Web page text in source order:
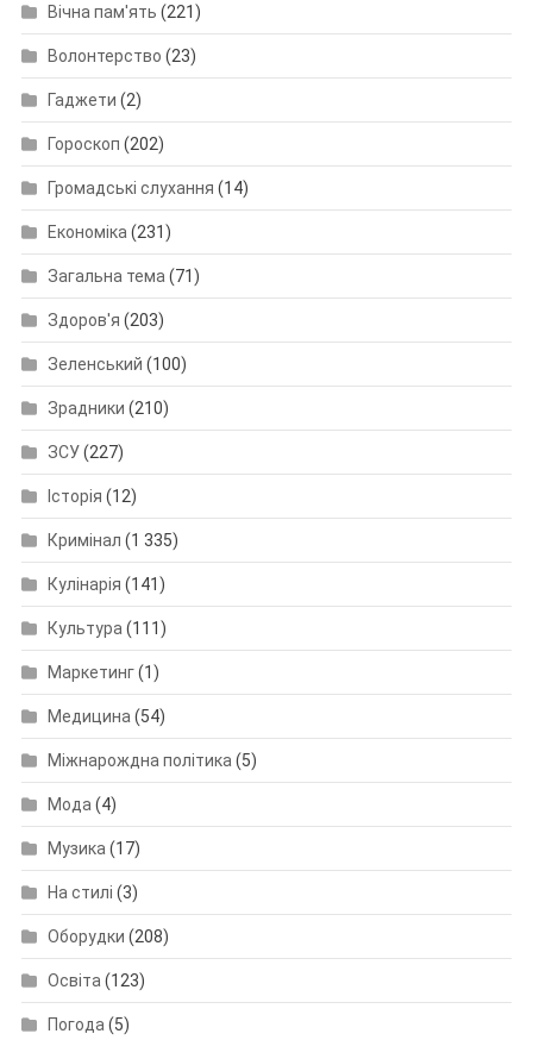
Вічна пам'ять (221)
Волонтерство (23)
Гаджети (2)
Гороскоп (202)
Громадські слухання (14)
Економіка (231)
Загальна тема (71)
Здоров'я (203)
Зеленський (100)
Зрадники (210)
ЗСУ(227)
Історія (12)
Кримінал (1 335)
Кулінарія (141)
Культура (111)
Маркетинг(1)
Медицина (54)
Міжнарождна політика (5)
Мода (4)
Музика (17)
На стилі (3)
Оборудки (208)
Освіта (123)
Погода (5)